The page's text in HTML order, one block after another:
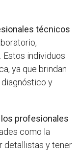
técnicos
individuos
ya que brindan
y
los profesionales
como la
detallistas y tener